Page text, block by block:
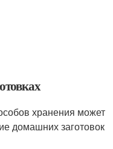
хранения может
домашних заготовок